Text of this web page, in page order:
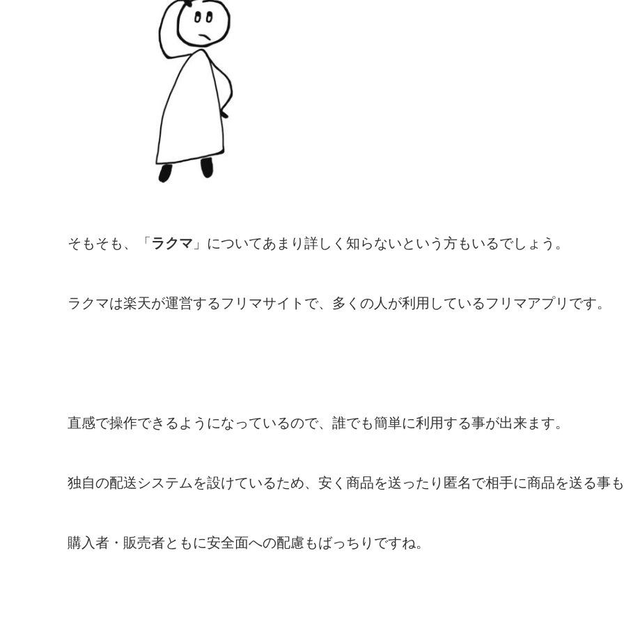
そもそも、「 ラクマ 」についてあまり詳しく知らないという方もいるでしょう。
ラクマは楽天が運営するフリマサイトで、多くの人が利用しているフリマアプリです。
直感で操作できるようになっているので、誰でも簡単に利用する事が出来ます。
独自の配送システムを設けているため、安く商品を送ったり匿名で相手に商品を送る事も
購入者・販売者ともに安全面への配慮もばっちりですね。